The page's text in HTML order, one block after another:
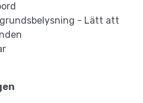
- Lätt att